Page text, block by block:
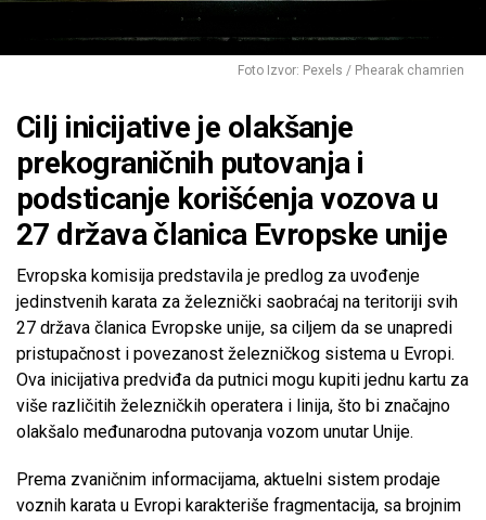
Foto Izvor: Pexels / Phearak chamrien
Cilj inicijative je olakšanje
prekograničnih putovanja i
podsticanje korišćenja vozova u
27 država članica Evropske unije
Evropska komisija predstavila je predlog za uvođenje
jedinstvenih karata za železnički saobraćaj na teritoriji svih
27 država članica Evropske unije, sa ciljem da se unapredi
pristupačnost i povezanost železničkog sistema u Evropi.
Ova inicijativa predviđa da putnici mogu kupiti jednu kartu za
više različitih železničkih operatera i linija, što bi značajno
olakšalo međunarodna putovanja vozom unutar Unije.
Prema zvaničnim informacijama, aktuelni sistem prodaje
voznih karata u Evropi karakteriše fragmentacija, sa brojnim